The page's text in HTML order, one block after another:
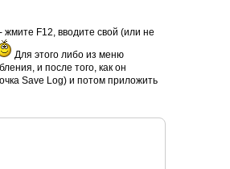
жмите F12, вводите свой (или не
Для этого либо из меню
и после того, как он
Save Log) и потом приложить